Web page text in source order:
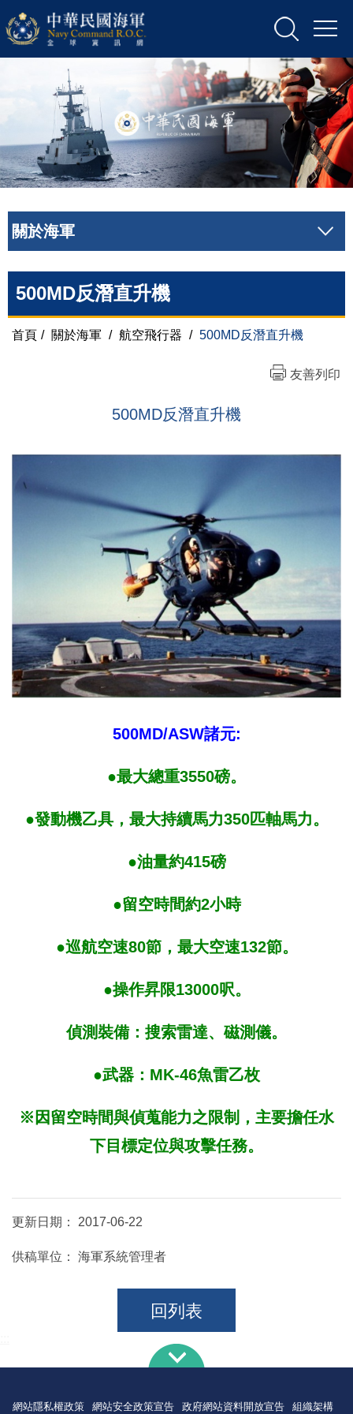
關於海軍
500MD反潛直升機
首頁 / 關於海軍 / 航空飛行器 / 500MD反潛直升機
友善列印
500MD反潛直升機
500MD/ASW諸元:
●最大總重3550磅。
●發動機乙具，最大持續馬力350匹軸馬力。
●油量約415磅
●留空時間約2小時
●巡航空速80節，最大空速132節。
●操作昇限13000呎。
偵測裝備：搜索雷達、磁測儀。
●武器：MK-46魚雷乙枚
※因留空時間與偵蒐能力之限制，主要擔任水
下目標定位與攻擊任務。
更新日期： 2017-06-22
供稿單位： 海軍系統管理者
回列表
網站隱私權政策 網站安全政策宣告 政府網站資料開放宣告 組織架構